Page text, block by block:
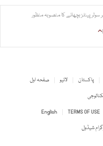
پینلز بچھانے کا منصوبہ منظور
صفحہ اول لائیو پاکستان
English
TERMS OF USE
شیڈول